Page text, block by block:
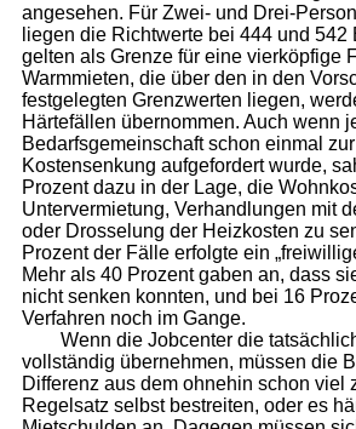
angesehen. Für Zwei- und Drei-
liegen die Richtwerte bei 444 und 542
gelten als Grenze für eine vierköpfige
Warmmieten, die über den in den
festgelegten Grenzwerten liegen,
Härtefällen übernommen. Auch wenn
Bedarfsgemeinschaft schon einmal zur
Kostensenkung aufgefordert wurde,
Prozent dazu in der Lage, die
Untervermietung, Verhandlungen mit
oder Drosselung der Heizkosten zu
Prozent der Fälle erfolgte ein
Mehr als 40 Prozent gaben an, dass
nicht senken konnten, und bei 16
Verfahren noch im Gange.
Wenn die Jobcenter die
vollständig übernehmen, müssen die
Differenz aus dem ohnehin schon viel
Regelsatz selbst bestreiten, oder es